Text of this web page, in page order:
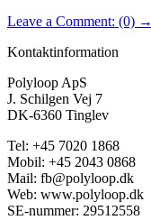
Leave a Comment: (0) →
Kontaktinformation
Polyloop ApS
J. Schilgen Vej 7
DK-6360 Tinglev
Tel: +45 7020 1868
Mobil: +45 2043 0868
Mail: fb@polyloop.dk
Web: www.polyloop.dk
SE-nummer: 29512558